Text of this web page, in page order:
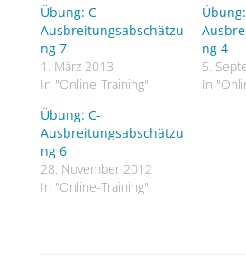
1. Abschätzen:
600 Meter allseitig Absperren
3500 Meter Gesundheitliche
Windrichtung beachten
2. Berechnen:
Ausbreitungsklasse C
Übung: C-
Ausbreitungsabschätzu
ng 7
1. März 2013
In "Online-Training"
ng 4
5.
In
Übung: C-
Ausbreitungsabschätzu
ng 6
28. November 2012
In "Online-Training"